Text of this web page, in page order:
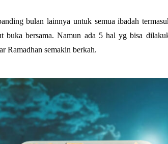
bulan lainnya untuk semua ibadah
buka bersama. Namun ada 5 hal yg bisa
Ramadhan semakin berkah.